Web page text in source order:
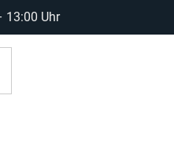
13:00 Uhr